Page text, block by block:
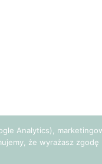
Analytics),
że wyrażasz